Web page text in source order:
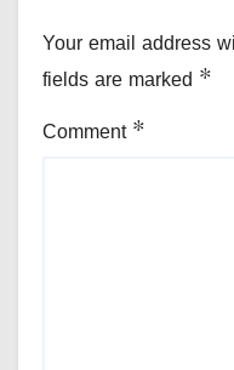
Your email address
fields are marked *
Comment *